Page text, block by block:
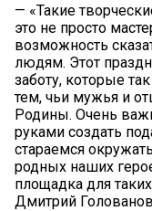
— «Такие
это не просто
возможность
людям. Этот
заботу, которые
тем, чьи мужья и
Родины. Очень
руками создать
стараемся
родных наших
площадка для
Дмитрий